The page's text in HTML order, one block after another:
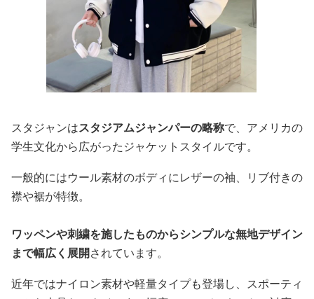
スタジャンはスタジアムジャンパーの略称で、アメリカの
学生文化から広がったジャケットスタイルです。
一般的にはウール素材のボディにレザーの袖、リブ付きの
襟や裾が特徴。
ワッペンや刺繍を施したものからシンプルな無地デザイン
まで幅広く展開されています。
近年ではナイロン素材や軽量タイプも登場し、スポーティ